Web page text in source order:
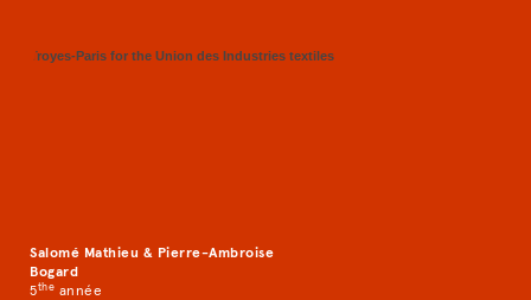
Troyes-Paris for the Union des Industries textiles
Salomé Mathieu & Pierre-Ambroise
Bogard
5the année